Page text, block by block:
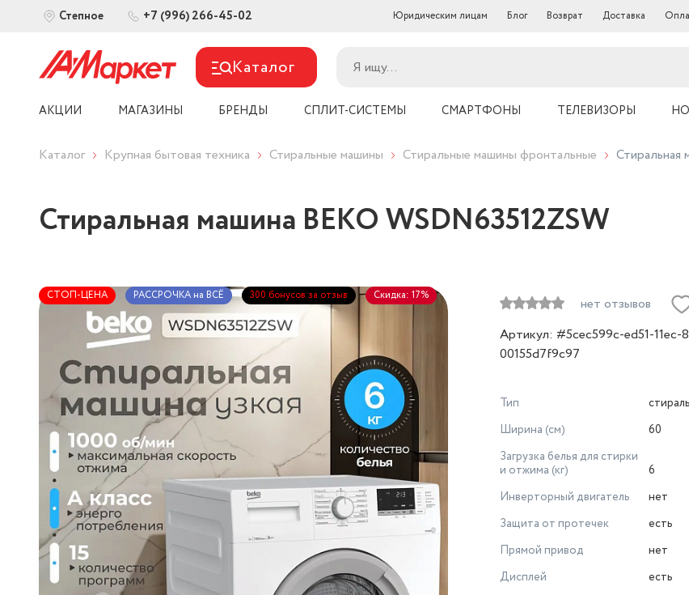
Степное +7 (996) 266-45-02 Юридическим лицам Блог Возврат Доставка
Каталог
АКЦИИ МАГАЗИНЫ БРЕНДЫ СПЛИТ-СИСТЕМЫ СМАРТФОНЫ ТЕЛЕВИЗОРЫ
Каталог Крупная бытовая техника Стиральные машины Стиральные машины фронтальные Стиральная
Стиральная машина BEKO WSDN63512ZSW
СТОП-ЦЕНА РАССРОЧКА на ВСЁ 300 бонусов за отзыв Скидка: 17%
нет отзывов
Артикул: #5cec599c-ed51-11ec-
00155d7f9c97
Тип
Ширина (см)
60
Загрузка белья для стирки
и отжима (кг)
6
Инверторный двигатель
нет
Защита от протечек
есть
Прямой привод
нет
Дисплей
есть